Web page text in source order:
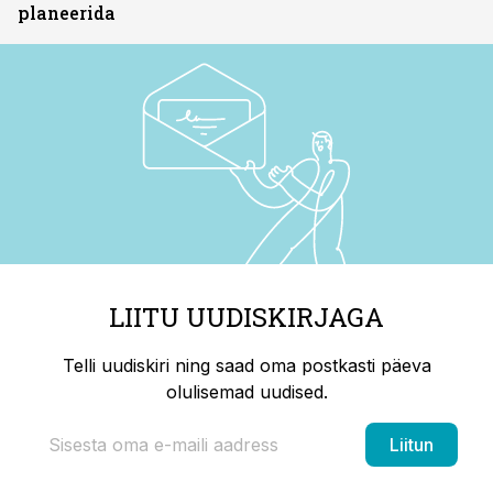
planeerida
LIITU UUDISKIRJAGA
Telli uudiskiri ning saad oma postkasti päeva
olulisemad uudised.
Liitun